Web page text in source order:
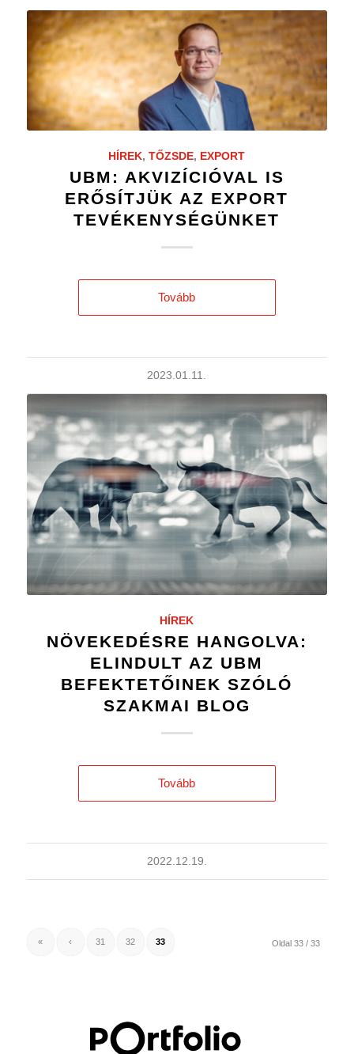
HÍREK,TŐZSDE, EXPORT
UBM: AKVIZÍCIÓVAL IS
ERŐSÍTJÜK AZ EXPORT
TEVÉKENYSÉGÜNKET
Tovább
2023.01.11.
HÍREK
NÖVEKEDÉSRE HANGOLVA:
ELINDULT AZ UBM
BEFEKTETŐINEK SZÓLÓ
SZAKMAI BLOG
Tovább
2022.12.19.
Oldal 33 / 33
« ‹ 31 32 33